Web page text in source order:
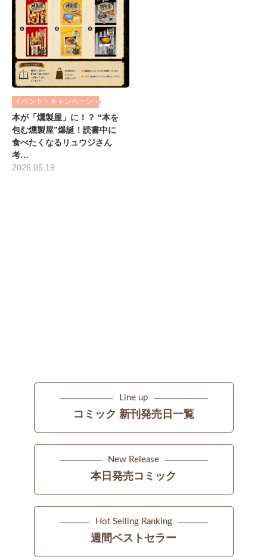
イベント・キャンペーン
本が「燻製屋」に！？ “本を
包む燻製屋”爆誕！読書中に
食べたくなるリュウジさん
考…
2026.05.19
Line up
コミック 新刊発売日一覧
New Release
本日発売コミック
Hot Selling Ranking
週間ベストセラー